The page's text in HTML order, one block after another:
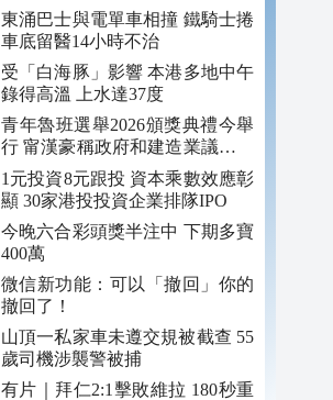
照片
東涌巴士與電單車相撞 鐵騎士捲
車底留醫14小時不治
受「白海豚」影響 本港多地中午
錄得高溫 上水達37度
青年魯班選舉2026頒獎典禮今舉
行 甯漢豪稱政府和建造業議會做
好培訓工作
1元投資8元跟投 資本乘數效應彰
顯 30家港投投資企業排隊IPO
今晚六合彩頭獎半注中 下期多寶
400萬
微信新功能：可以「撤回」你的
撤回了！
山頂一私家車未遵交規被截查 55
歲司機涉襲警被捕
有片｜拜仁2:1擊敗維拉 180秒重